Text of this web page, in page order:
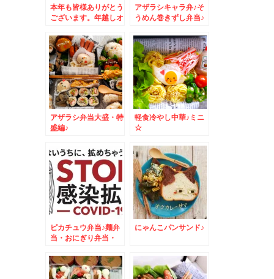
本年も皆様ありがとう
ございます。年越しオ
アザラシキャラ弁♪そ
うめん巻きずし弁当♪
アザラシ弁当大盛・特
盛編♪
軽食冷やし中華♪ミニ
☆
ピカチュウ弁当♪麺弁
当・おにぎり弁当・
色々
にゃんこパンサンド♪